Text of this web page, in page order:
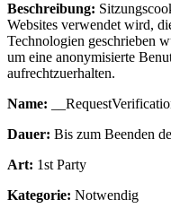
Beschreibung:
Websites verwendet wird,
Technologien geschrieben
um eine anonymisierte
aufrechtzuerhalten.
Name:
Dauer: Bis zum Beenden
Art: 1st Party
Kategorie: Notwendig